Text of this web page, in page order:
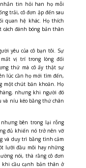
nhắn tin hỏi han họ mỗi
trải, cô đơn ập đến sau
quan hệ khác. Họ thích
đánh bóng bản thân
yêu của cô bạn tôi. Sự
vị trí trong lòng đối
thứ mà cô ấy thật sự
lúc cần họ mới tìm đến,
một chút băn khoăn. Họ
nhưng khi người đó
và níu kéo bằng thứ chân
bên trong lại rỗng
đủ khiến nó trở nên vỡ
và duy trì bằng tình cảm
lưỡi đầu môi hay những
nói, thà rằng cô đơn
khi cầu cạnh bản thân ở